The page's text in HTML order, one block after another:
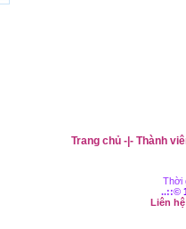
Trang chủ-|- Thành
Thời
..::©
Liên